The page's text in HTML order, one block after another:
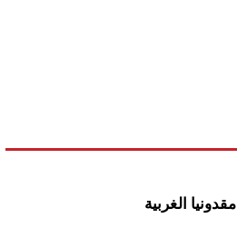
مقدونيا الغربية